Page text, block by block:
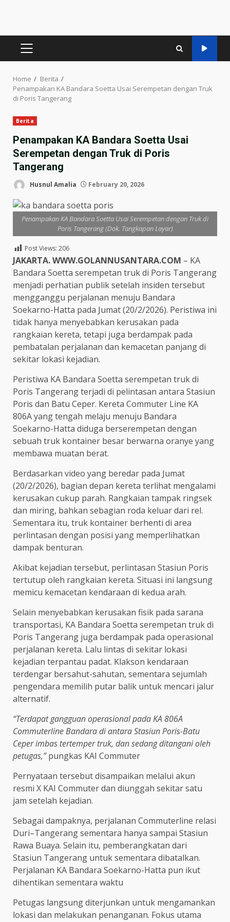
PRIMARY
Home
Berita
Penampakan KA Bandara Soetta Usai Serempetan dengan Truk
di Poris Tangerang
Berita
Penampakan KA Bandara Soetta Usai
Serempetan dengan Truk di Poris
Tangerang
Husnul Amalia February 20, 2026
Penampakan KA Bandara Soetta Usai Serempetan dengan Truk di
Poris Tangerang (Dok. Tangkapan Layar)
Post Views: 206
JAKARTA. WWW.GOLANNUSANTARA.COM – KA
Bandara Soetta serempetan truk di Poris Tangerang
menjadi perhatian publik setelah insiden tersebut
mengganggu perjalanan menuju Bandara
Soekarno-Hatta pada Jumat (20/2/2026). Peristiwa ini
tidak hanya menyebabkan kerusakan pada
rangkaian kereta, tetapi juga berdampak pada
pembatalan perjalanan dan kemacetan panjang di
sekitar lokasi kejadian.
Peristiwa KA Bandara Soetta serempetan truk di
Poris Tangerang terjadi di pelintasan antara Stasiun
Poris dan Batu Ceper. Kereta Commuter Line KA
806A yang tengah melaju menuju Bandara
Soekarno-Hatta diduga berserempetan dengan
sebuah truk kontainer besar berwarna oranye yang
membawa muatan berat.
Berdasarkan video yang beredar pada Jumat
(20/2/2026), bagian depan kereta terlihat mengalami
kerusakan cukup parah. Rangkaian tampak ringsek
dan miring, bahkan sebagian roda keluar dari rel.
Sementara itu, truk kontainer berhenti di area
perlintasan dengan posisi yang memperlihatkan
dampak benturan.
Akibat kejadian tersebut, perlintasan Stasiun Poris
tertutup oleh rangkaian kereta. Situasi ini langsung
memicu kemacetan kendaraan di kedua arah.
Selain menyebabkan kerusakan fisik pada sarana
transportasi, KA Bandara Soetta serempetan truk di
Poris Tangerang juga berdampak pada operasional
perjalanan kereta. Lalu lintas di sekitar lokasi
kejadian terpantau padat. Klakson kendaraan
terdengar bersahut-sahutan, sementara sejumlah
pengendara memilih putar balik untuk mencari jalur
alternatif.
“Terdapat gangguan operasional pada KA 806A
Commuterline Bandara di antara Stasiun Poris-Batu
Ceper imbas tertemper truk, dan sedang ditangani oleh
petugas,”pungkas KAI Commuter
Pernyataan tersebut disampaikan melalui akun
resmi X KAI Commuter dan diunggah sekitar satu
jam setelah kejadian.
Sebagai dampaknya, perjalanan Commuterline relasi
Duri–Tangerang sementara hanya sampai Stasiun
Rawa Buaya. Selain itu, pemberangkatan dari
Stasiun Tangerang untuk sementara dibatalkan.
Perjalanan KA Bandara Soekarno-Hatta pun ikut
dihentikan sementara waktu
Petugas langsung diterjunkan untuk mengamankan
lokasi dan melakukan penanganan. Fokus utama